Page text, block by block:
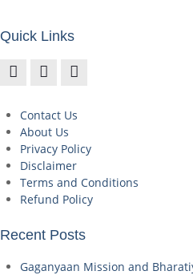
Quick Links
Contact Us
About Us
Privacy Policy
Disclaimer
Terms and Conditions
Refund Policy
Recent Posts
Gaganyaan Mission and